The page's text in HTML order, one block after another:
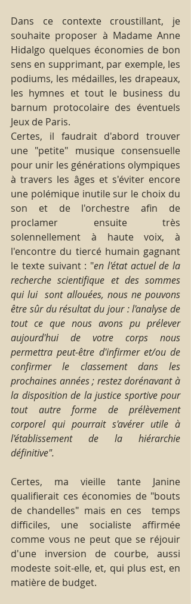
Dans ce contexte croustillant, je
souhaite proposer à Madame Anne
Hidalgo quelques économies de bon
sens en supprimant, par exemple, les
podiums, les médailles, les drapeaux,
les hymnes et tout le business du
barnum protocolaire des éventuels
Jeux de Paris.
Certes, il faudrait d'abord trouver
une "petite" musique consensuelle
pour unir les générations olympiques
à travers les âges et s'éviter encore
une polémique inutile sur le choix du
son et de l'orchestre afin de
proclamer ensuite très
solennellement à haute voix, à
l'encontre du tiercé humain gagnant
le texte suivant : "en l'état actuel de la
recherche scientifique et des sommes
qui lui  sont allouées, nous ne pouvons
être sûr du résultat du jour : l'analyse de
tout ce que nous avons pu prélever
aujourd'hui de votre corps nous
permettra peut-être d'infirmer et/ou de
confirmer le classement dans les
prochaines années ; restez dorénavant à
la disposition de la justice sportive pour
tout autre forme de prélèvement
corporel qui pourrait s'avérer utile à
l'établissement de la hiérarchie
définitive".
Certes, ma vieille tante Janine
qualifierait ces économies de "bouts
de chandelles" mais en ces  temps
difficiles, une socialiste affirmée
comme vous ne peut que se réjouir
d'une inversion de courbe, aussi
modeste soit-elle, et, qui plus est, en
matière de budget.